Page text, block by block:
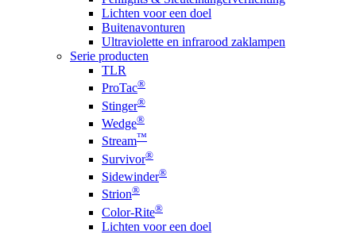
Lichten voor een doel
Buitenavonturen
Ultraviolette en infrarood zaklampen
Serie producten
TLR
ProTac®
Stinger®
Wedge®
Stream™
Survivor®
Sidewinder®
Strion®
Color-Rite®
Lichten voor een doel